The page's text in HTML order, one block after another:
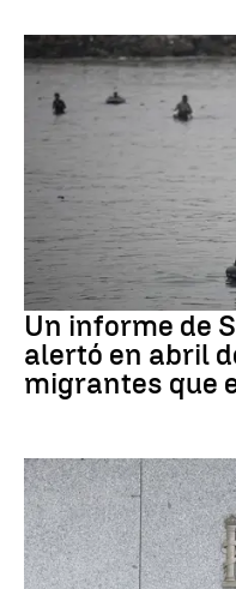
Ceuta
Un informe de
alertó en abril
migrantes que